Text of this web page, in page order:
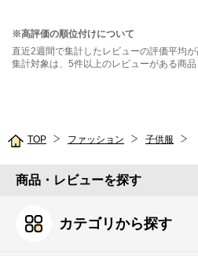
※高評価の順位付けについて
直近2週間で集計したレビューの評価平均が
集計対象は、5件以上のレビューがある商品
TOP ファッション 子供服
商品・レビューを探す
カテゴリから探す